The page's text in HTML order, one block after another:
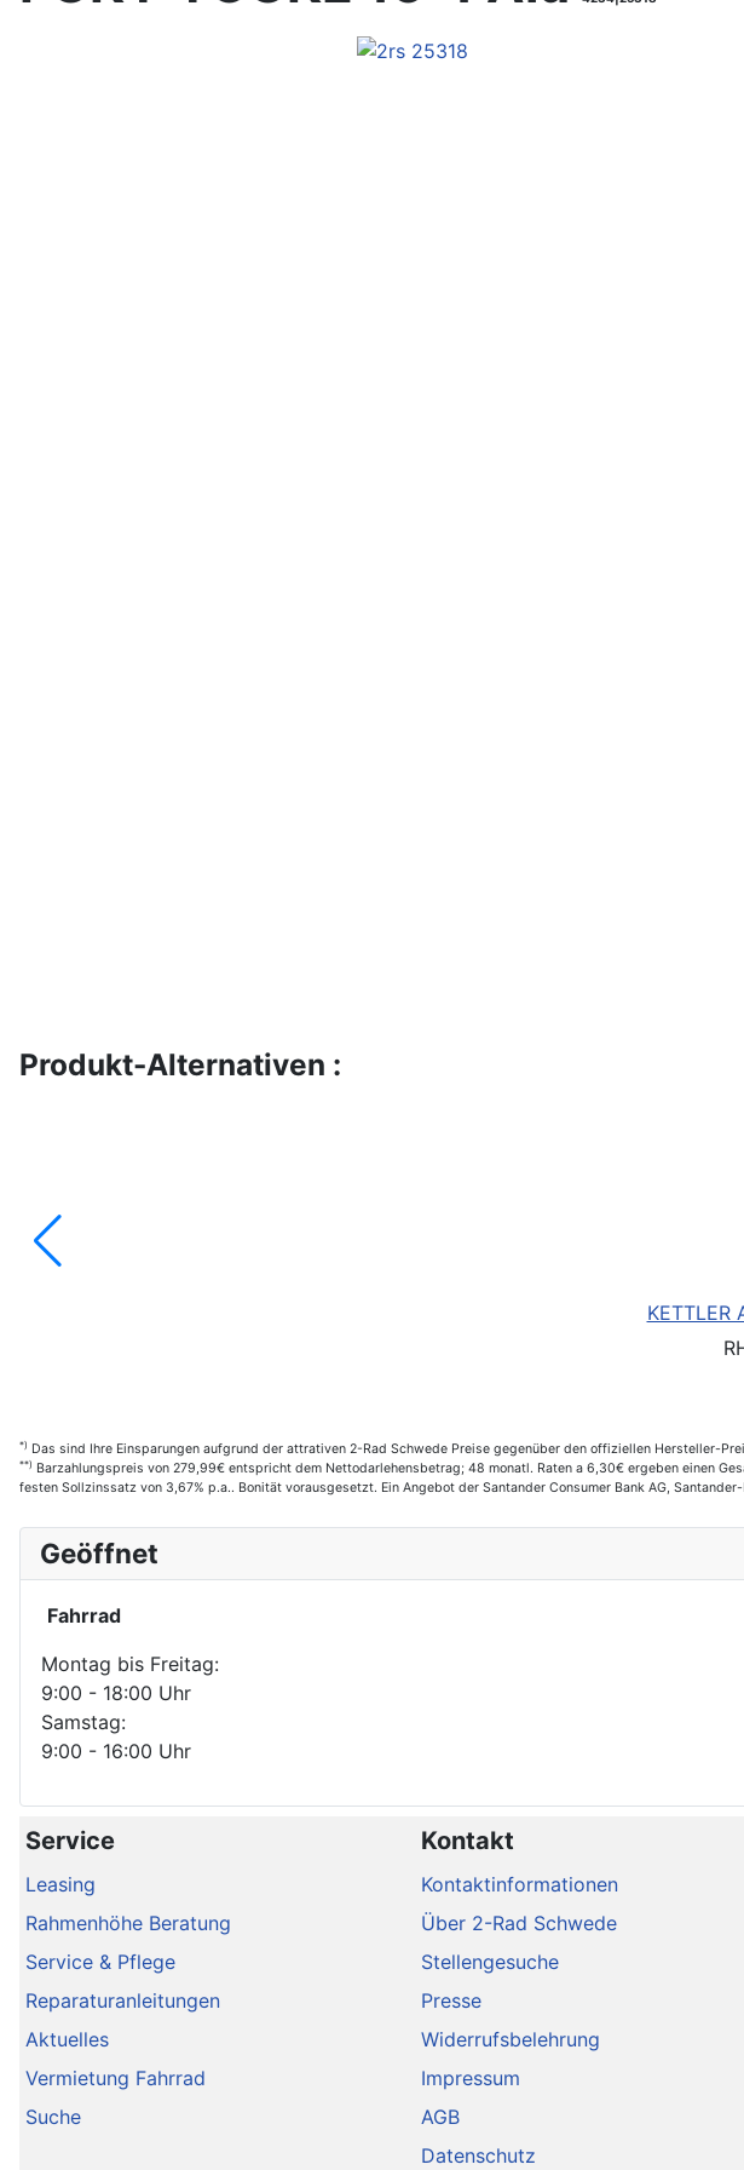
Produkt-Alternativen :
KETTLER
*) Das sind Ihre Einsparungen aufgrund der attrativen 2-Rad Schwede Preise gegenüber den offiziellen Hersteller-
**) Barzahlungspreis von 279,99€ entspricht dem Nettodarlehensbetrag; 48 monatl. Raten a 6,30€ ergeben einen
festen Sollzinssatz von 3,67% p.a.. Bonität vorausgesetzt. Ein Angebot der Santander Consumer Bank AG,
Geöffnet
Fahrrad
Montag bis Freitag:
9:00 - 18:00 Uhr
Samstag:
9:00 - 16:00 Uhr
Service
Leasing
Rahmenhöhe Beratung
Service & Pflege
Reparaturanleitungen
Aktuelles
Vermietung Fahrrad
Suche
Kontakt
Kontaktinformationen
Über 2-Rad Schwede
Stellengesuche
Presse
Widerrufsbelehrung
Impressum
AGB
Datenschutz